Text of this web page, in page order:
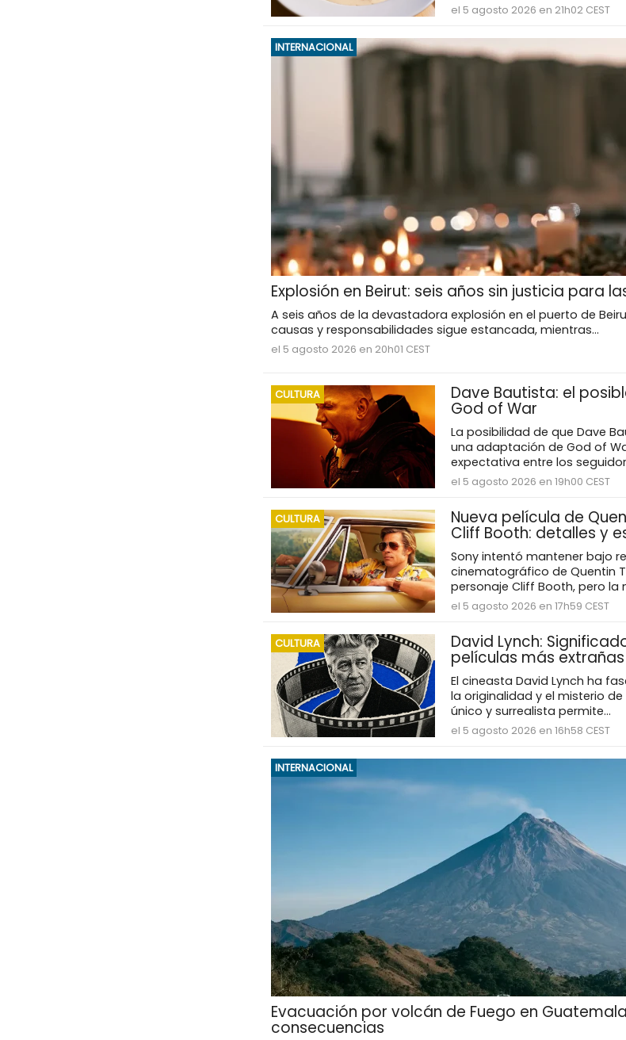
el 5 agosto 2026 en 21h02 CEST
INTERNACIONAL
Explosión en Beirut: seis años sin justicia para
A seis años de la devastadora explosión en el puerto de
causas y responsabilidades sigue estancada, mientras...
el 5 agosto 2026 en 20h01 CEST
CULTURA Dave Bautista: el
God of War
La posibilidad de que Dave
una adaptación de God of
expectativa entre los
el 5 agosto 2026 en 19h00 CEST
CULTURA Nueva película de
Cliff Booth: detalles y
Sony intentó mantener bajo
cinematográfico de Quentin
personaje Cliff Booth, pero la
el 5 agosto 2026 en 17h59 CEST
CULTURA David Lynch:
películas más extrañas
El cineasta David Lynch ha
la originalidad y el misterio
único y surrealista permite...
el 5 agosto 2026 en 16h58 CEST
INTERNACIONAL
Evacuación por volcán de Fuego en
consecuencias